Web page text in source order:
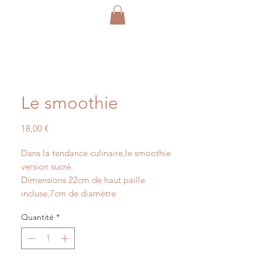
Le smoothie
18,00 €Prix
Dans la tendance culinaire,le smoothie
version sucré.
Dimensions 22cm de haut paille
incluse,7cm de diamètre
Quantité *